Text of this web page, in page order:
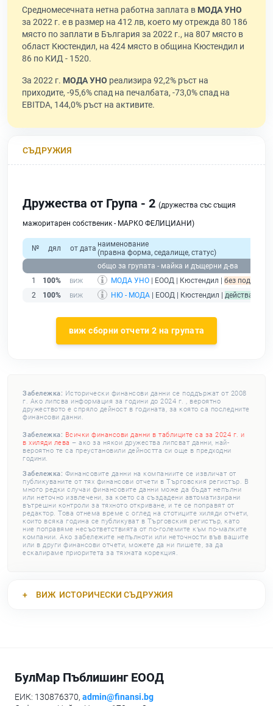
Средномесечната нетна работна заплата в МОДА УНО
за 2022 г. е в размер на 412 лв, което му отрежда 80 186
място по заплати в България за 2022 г., на 807 място в
област Кюстендил, на 424 място в община Кюстендил и
86 по КИД - 1520.
За 2022 г. МОДА УНО реализира 92,2% ръст на
приходите, -95,6% спад на печалбата, -73,0% спад на
EBITDA, 144,0% ръст на активите.
СЪДРУЖИЯ
Дружества от Група - 2 (дружества със същия
мажоритарен собственик - МАРКО ФЕЛИЦИАНИ)
№ дял от дата наименование
(правна форма, седалище, статус)
общо за групата - майка и дъщерни д-ва
1
100% МОДА УНО | ЕООД | Кюстендил | без подаден
2
100% НЮ - МОДА | ЕООД | Кюстендил | действащ
виж сборни отчети 2 на групата
Забележка: Исторически финансови данни се поддържат от 2008
г. Ако липсва информация за години до 2024 г. , вероятно
дружеството е спряло дейност в годината, за която са последните
финансови данни.
Забележка: Всички финансови данни в таблиците са за 2024 г. и
в хиляди лева – ако за някои дружества липсват данни, най-
вероятно те са преустановили дейността си още в предходни
години.
Забележка: Финансовите данни на компаниите се извличат от
публикуваните от тях финансови отчети в Търговския регистър. В
много редки случаи финансовите данни може да бъдат непълни
или неточно извлечени, за което са създадени автоматизирани
вътрешни контроли за тяхното откриване, и те се поправят от
редактор. Това отнема време с оглед на стотиците хиляди отчети,
които всяка година се публикуват в Търговския регистър, като
ние поправяме несъответствията от по-големите към по-малките
компании. Ако забележите непълноти или неточности във вашите
или в други финансови отчети, можете да ни пишете, за да
ескалираме приоритета за тяхната корекция.
ВИЖ ИСТОРИЧЕСКИ СЪДРУЖИЯ
БулМар Пъблишинг ЕООД
ЕИК: 130876370, admin@finansi.bg